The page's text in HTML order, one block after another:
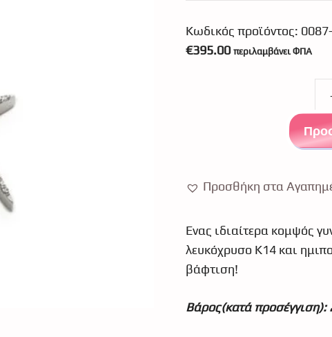
Κωδικός προϊόντος:
€395.00 περιλαμβάνει ΦΠΑ
Προσθήκη στα
Ένας ιδιαίτερα κομψός
λευκόχρυσο Κ14 και
βάφτιση!
Βάρος(κατά προσέγγιση):